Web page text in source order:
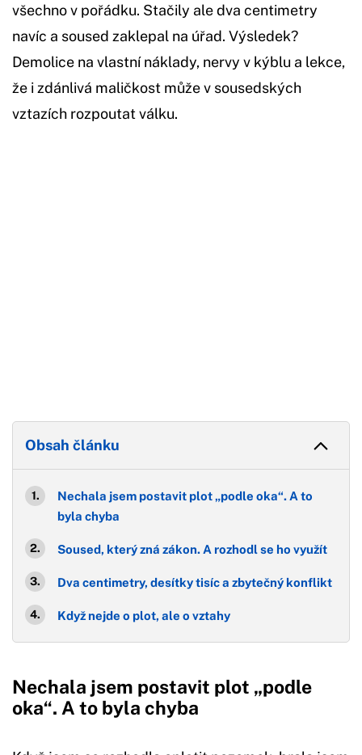
všechno v pořádku. Stačily ale dva centimetry
navíc a soused zaklepal na úřad. Výsledek?
Demolice na vlastní náklady, nervy v kýblu a lekce,
že i zdánlivá maličkost může v sousedských
vztazích rozpoutat válku.
Obsah článku
Nechala jsem postavit plot „podle oka“. A to
byla chyba
Soused, který zná zákon. A rozhodl se ho využít
Dva centimetry, desítky tisíc a zbytečný konflikt
Když nejde o plot, ale o vztahy
Nechala jsem postavit plot „podle
oka“. A to byla chyba